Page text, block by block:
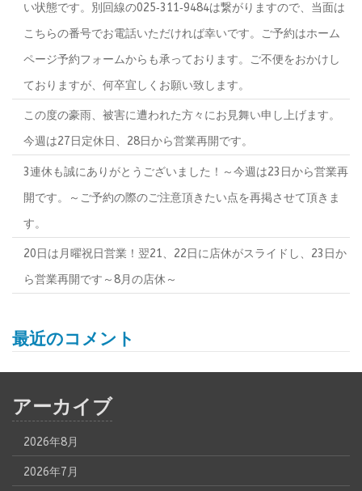
い状態です。別回線の025‐311‐9484は繋がりますので、当面は
こちらの番号でお電話いただければ幸いです。ご予約はホーム
ページ予約フォームからも承っております。ご不便をおかけし
ておりますが、何卒宜しくお願い致します。
この度の豪雨、被害に遭われた方々にお見舞い申し上げます。
今週は27日定休日、28日から営業再開です。
3連休も誠にありがとうございました！～今週は23日から営業再
開です。～ご予約の際のご注意頂きたい点を再掲させて頂きま
す。
20日は月曜祝日営業！翌21、22日に店休がスライドし、23日か
ら営業再開です～8月の店休～
最近のコメント
アーカイブ
2026年8月
2026年7月